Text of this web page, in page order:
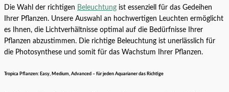
Die Wahl der richtigen Beleuchtung ist essenziell für das Gedeihen
Ihrer Pflanzen. Unsere Auswahl an hochwertigen Leuchten ermöglicht
es Ihnen, die Lichtverhältnisse optimal auf die Bedürfnisse Ihrer
Pflanzen abzustimmen. Die richtige Beleuchtung ist unerlässlich für
die Photosynthese und somit für das Wachstum Ihrer Pflanzen.
Tropica Pflanzen: Easy, Medium, Advanced – für jeden Aquarianer das Richtige